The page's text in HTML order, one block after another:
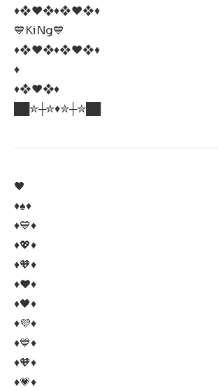
♦❖♥❖♦❖♥❖♦
💙KiNg💙
♦❖♥❖♦❖♥❖♦
♦
♦❖♥❖♦
██✮┼✮♦️✮┼✮██
🖤
♦️♠️♦️
♦️💙♦
♦️💖♦
♦️🧡♦
♦️♥️♦
♦️🖤♦
♦️💜♦
♦️💙♦
♦️🧡♦
♦️💗♦